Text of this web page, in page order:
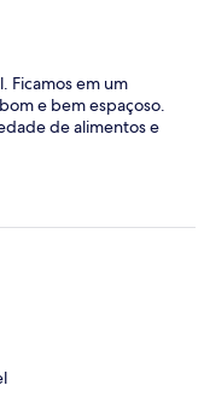
Ficamos em um
e bem espaçoso.
de alimentos e